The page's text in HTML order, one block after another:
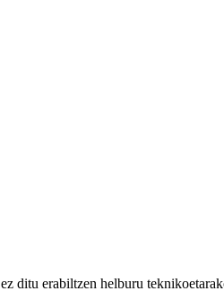
ditu erabiltzen helburu